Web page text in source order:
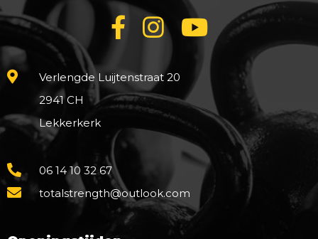
Verlengde Luijtenstraat 20
2941 CH
Lekkerkerk
06 14 10 32 67
totalstrength@outlook.com